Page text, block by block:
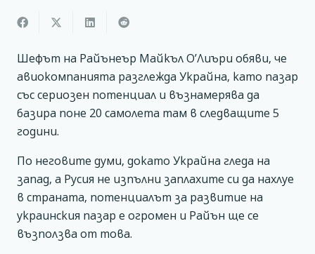
Шефът на Райънеър Майкъл О’Лиъри обяви, че
авиокомпанията разглежда Украйна, като пазар
със сериозен потенциал и възнамерява да
базира поне 20 самолета там в следващите 5
години.
По неговите думи, докато Украйна гледа на
запад, а Русия не изпълни заплахите си да нахлуе
в страната, потенциалът за развитие на
украинския пазар е огромен и Райън ще се
възползва от това.